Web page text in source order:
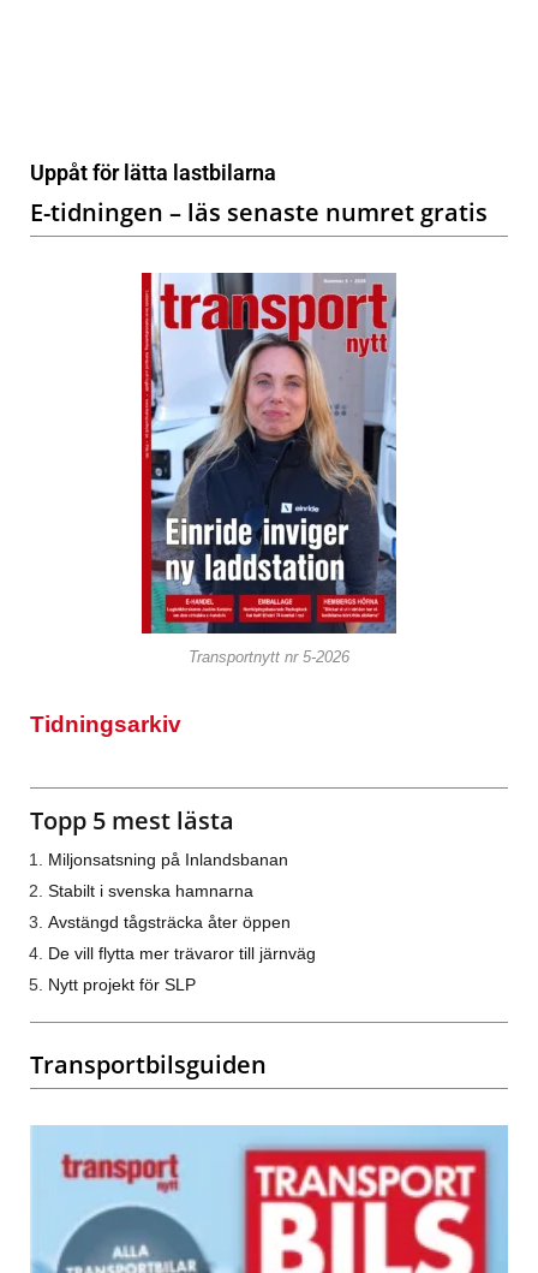
Uppåt för lätta lastbilarna
E-tidningen – läs senaste numret gratis
Transportnytt nr 5-2026
Tidningsarkiv
Topp 5 mest lästa
Miljonsatsning på Inlandsbanan
Stabilt i svenska hamnarna
Avstängd tågsträcka åter öppen
De vill flytta mer trävaror till järnväg
Nytt projekt för SLP
Transportbilsguiden